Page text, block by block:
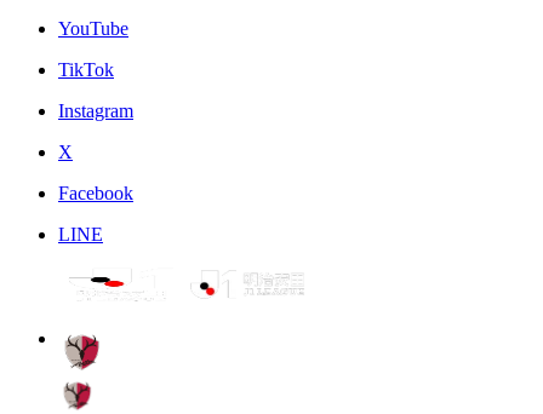
YouTube
TikTok
Instagram
X
Facebook
LINE